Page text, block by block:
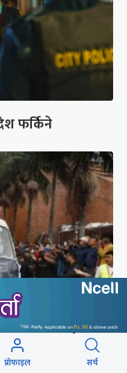
फर्किने
शव काठमाडौं
प्रोफाइल सर्च